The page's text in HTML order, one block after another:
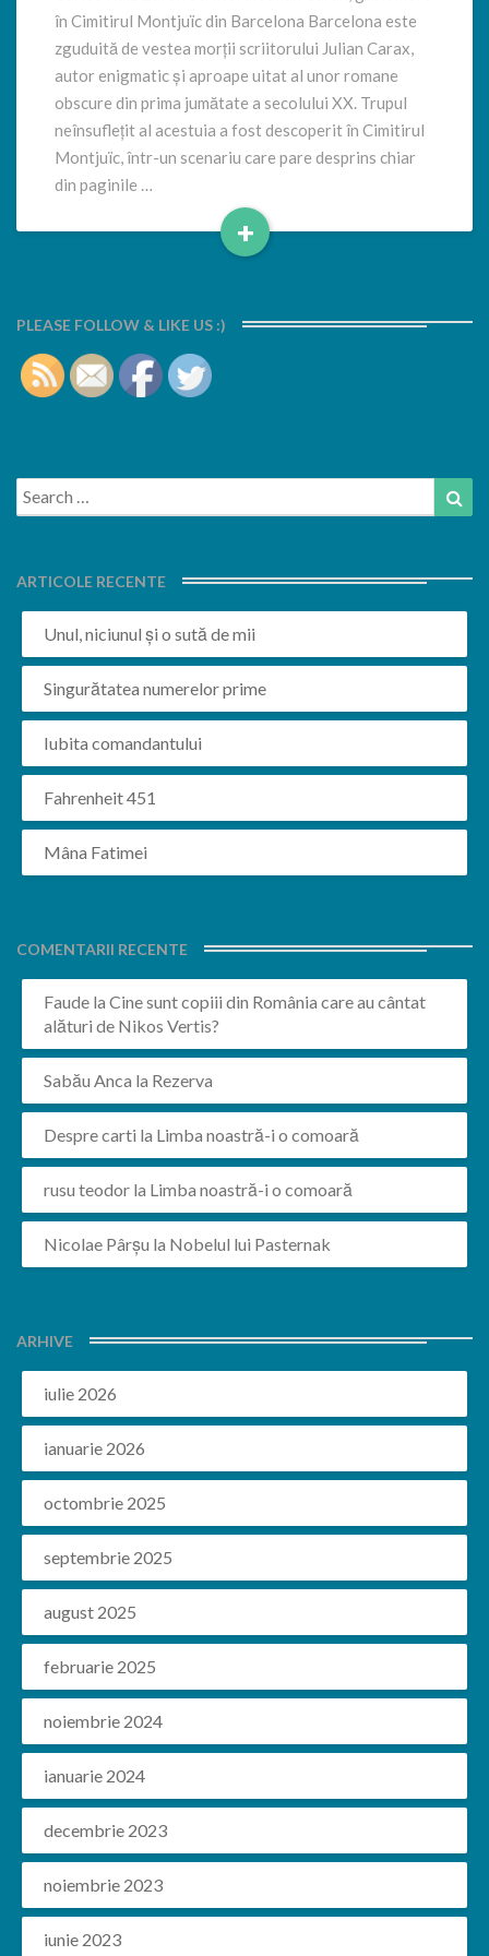
în Cimitirul Montjuïc din Barcelona Barcelona este
zguduită de vestea morții scriitorului Julian Carax,
autor enigmatic și aproape uitat al unor romane
obscure din prima jumătate a secolului XX. Trupul
neînsuflețit al acestuia a fost descoperit în Cimitirul
Montjuïc, într-un scenariu care pare desprins chiar
din paginile …
+
Read
PLEASE FOLLOW & LIKE US :)
Search
for:
ARTICOLE RECENTE
Unul, niciunul și o sută de mii
Singurătatea numerelor prime
Iubita comandantului
Fahrenheit 451
Mâna Fatimei
COMENTARII RECENTE
Faude la Cine sunt copiii din România care au cântat
alături de Nikos Vertis?
Sabău Anca la Rezerva
Despre carti la Limba noastră-i o comoară
rusu teodor la Limba noastră-i o comoară
Nicolae Pârșu la Nobelul lui Pasternak
ARHIVE
iulie 2026
ianuarie 2026
octombrie 2025
septembrie 2025
august 2025
februarie 2025
noiembrie 2024
ianuarie 2024
decembrie 2023
noiembrie 2023
iunie 2023